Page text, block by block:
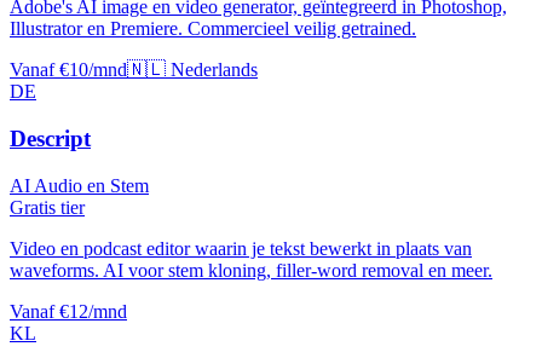
Adobe's AI image en video generator, geïntegreerd in Photoshop,
Illustrator en Premiere. Commercieel veilig getrained.
Vanaf €10/mnd🇳🇱 Nederlands
DE
Descript
AI Audio en Stem
Gratis tier
Video en podcast editor waarin je tekst bewerkt in plaats van
waveforms. AI voor stem kloning, filler-word removal en meer.
Vanaf €12/mnd
KL